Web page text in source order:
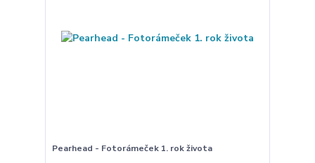
Pearhead - Fotorámeček 1. rok života